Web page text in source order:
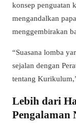
konsep penguatan
mengandalkan
menggembirakan
“Suasana lomba
sejalan dengan
tentang
Lebih dari
Pengalaman